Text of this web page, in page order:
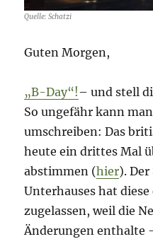
Quelle: Schatzi
Guten Morgen,
„B-Day“!– und stell
So ungefähr kann
umschreiben: Das
heute ein drittes Mal
abstimmen (hier). Der
Unterhauses hat
zugelassen, weil die
Änderungen enthalte